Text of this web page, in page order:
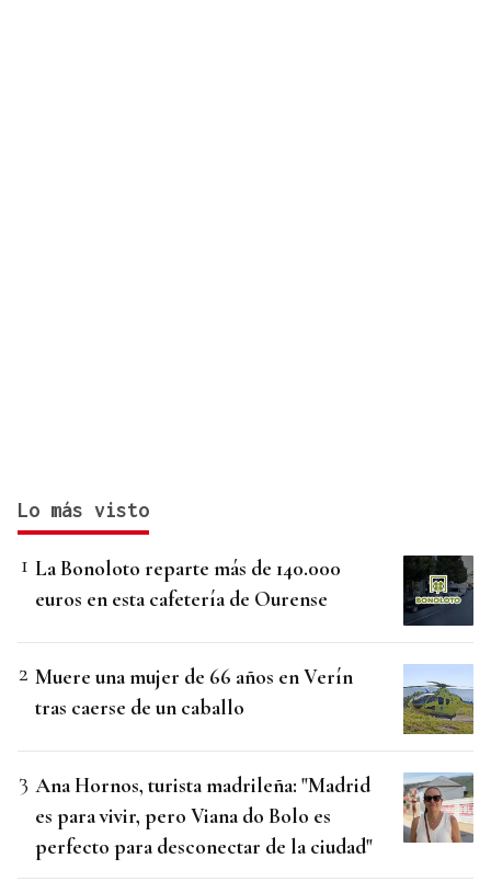
Lo más visto
La Bonoloto reparte más de 140.000
euros en esta cafetería de Ourense
Muere una mujer de 66 años en Verín
tras caerse de un caballo
Ana Hornos, turista madrileña: "Madrid
es para vivir, pero Viana do Bolo es
perfecto para desconectar de la ciudad"